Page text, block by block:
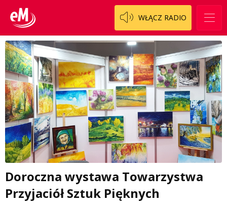
WŁĄCZ RADIO
Doroczna wystawa Towarzystwa
Przyjaciół Sztuk Pięknych